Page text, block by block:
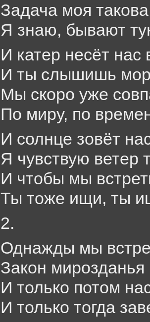
Задача моя
Я знаю, бывают
И катер несёт нас
И ты слышишь
Мы скоро уже
По миру, по
И солнце зовёт
Я чувствую ветер
И чтобы мы
Ты тоже ищи, ты
2.
Однажды мы
Закон мирозданья
И только потом
И только тогда